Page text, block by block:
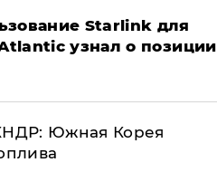
Starlink для
узнал о позиции
Южная Корея